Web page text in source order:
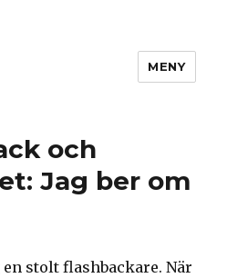
MENY
och
Jag ber om
stolt flashbackare. När